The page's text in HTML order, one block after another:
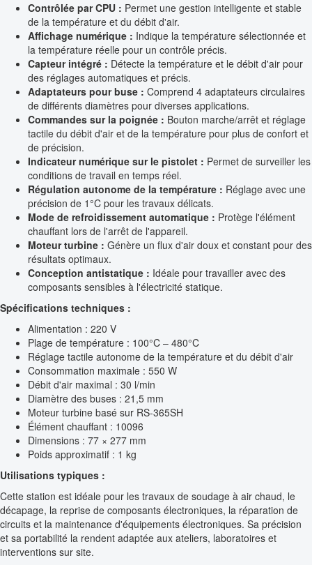
Contrôlée par CPU : Permet une gestion intelligente et stable
de la température et du débit d'air.
Affichage numérique : Indique la température sélectionnée et
la température réelle pour un contrôle précis.
Capteur intégré : Détecte la température et le débit d'air pour
des réglages automatiques et précis.
Adaptateurs pour buse : Comprend 4 adaptateurs circulaires
de différents diamètres pour diverses applications.
Commandes sur la poignée : Bouton marche/arrêt et réglage
tactile du débit d'air et de la température pour plus de confort et
de précision.
Indicateur numérique sur le pistolet : Permet de surveiller les
conditions de travail en temps réel.
Régulation autonome de la température : Réglage avec une
précision de 1°C pour les travaux délicats.
Mode de refroidissement automatique : Protège l'élément
chauffant lors de l'arrêt de l'appareil.
Moteur turbine : Génère un flux d'air doux et constant pour des
résultats optimaux.
Conception antistatique : Idéale pour travailler avec des
composants sensibles à l'électricité statique.
Spécifications techniques :
Alimentation : 220 V
Plage de température : 100°C – 480°C
Réglage tactile autonome de la température et du débit d'air
Consommation maximale : 550 W
Débit d'air maximal : 30 l/min
Diamètre des buses : 21,5 mm
Moteur turbine basé sur RS-365SH
Élément chauffant : 10096
Dimensions : 77 × 277 mm
Poids approximatif : 1 kg
Utilisations typiques :
Cette station est idéale pour les travaux de soudage à air chaud, le
décapage, la reprise de composants électroniques, la réparation de
circuits et la maintenance d'équipements électroniques. Sa précision
et sa portabilité la rendent adaptée aux ateliers, laboratoires et
interventions sur site.